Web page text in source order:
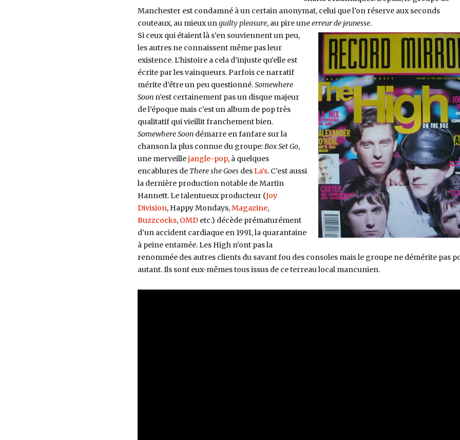
Manchester est condamné à un certain anonymat, celui que l’on réserve aux seconds
couteaux, au mieux unguilty pleasure, au pire uneerreur de jeunesse.
Si ceux qui étaient là s’en souviennent un peu,
les autres ne connaissent même pas leur
existence. L’histoire a cela d’injuste qu’elle est
écrite par les vainqueurs. Parfois ce narratif
mérite d’être un peu questionné.Somewhere
Soon n’est certainement pas un disque majeur
de l’époque mais c’est un album de pop très
qualitatif qui vieillit franchement bien.
Somewhere Soon démarre en fanfare sur la
chanson la plus connue du groupe:Box Set Go,
une merveillejangle-pop, à quelques
encablures de There she Goes desLa’s. C’est aussi
la dernière production notable de Martin
Hannett. Le talentueux producteur (Joy
Division, Happy Mondays,Magazine,
Buzzcocks, OMDetc.) décède prématurément
d’un accident cardiaque en 1991, la quarantaine
à peine entamée. Les High n’ont pas la
renommée des autres clients du savant fou des consoles mais le groupe ne démérite pas
autant. Ils sont eux-mêmes tous issus de ce terreau local mancunien.